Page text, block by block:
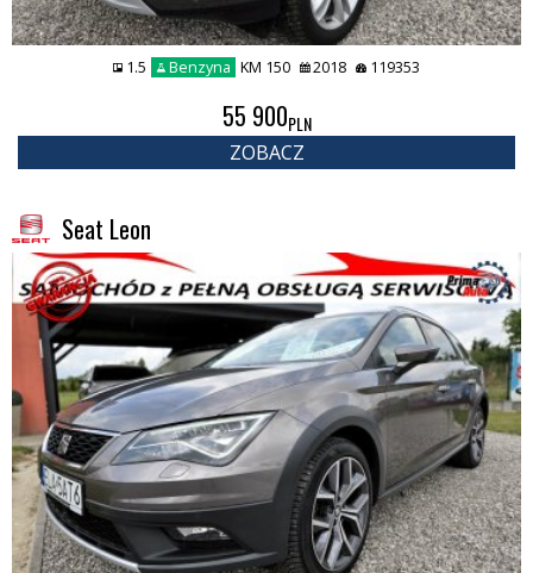
1.5 Benzyna KM 150 2018 119353
55 900PLN
ZOBACZ
Seat Leon